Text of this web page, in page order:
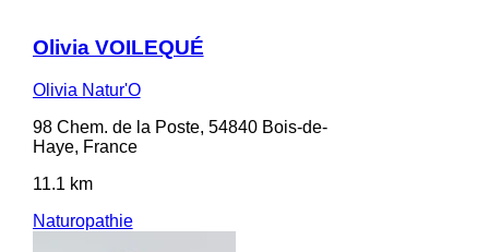
Olivia VOILEQUÉ
Olivia Natur'O
98 Chem. de la Poste, 54840 Bois-de-
Haye, France
11.1 km
Naturopathie